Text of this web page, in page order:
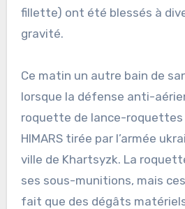
fillette) ont été blessés à
gravité.
Ce matin un autre bain de
lorsque la défense anti-
roquette de lance-roquettes
HIMARS tirée par l’armée
ville de Khartsyzk. La
ses sous-munitions, mais
fait que des dégâts